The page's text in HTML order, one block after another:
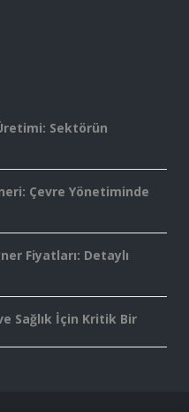
Sektörün
Çevre Yönetiminde
Fiyatları: Detaylı
Sağlık İçin Kritik Bir